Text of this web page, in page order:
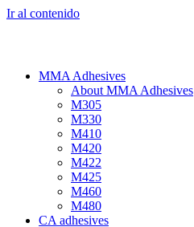
Ir al contenido
MMA Adhesives
About MMA Adhesives
M305
M330
M410
M420
M422
M425
M460
M480
CA adhesives